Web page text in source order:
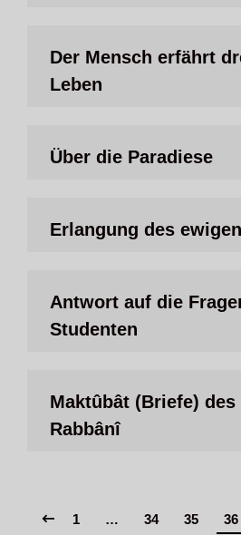
Der Mensch erfährt
Leben
Über die Paradiese
Erlangung des
Antwort auf die
Studenten
Maktûbât (Briefe) des
Rabbânî
1 … 34 35 36